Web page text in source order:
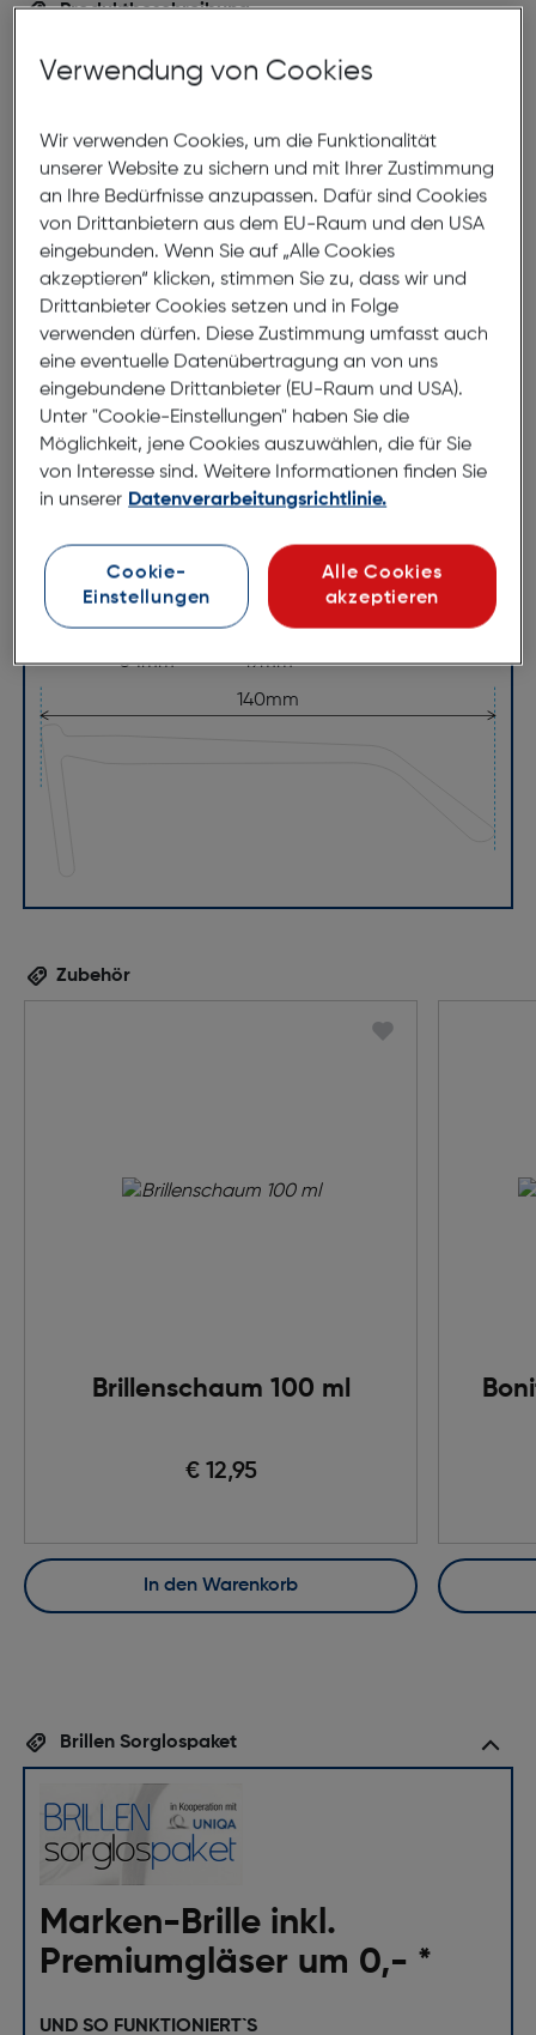
Produktbeschreibung
Missoni MI 359 V02
Abmessungen
Brillenbreite: 139mm
Steg:19mm
Glasbreite:
54mm
Bügellänge:140mm
(individuell ausrichtbar)
139mm
19mm
54mm
140mm
Zubehör
Brillenschaum 100 ml
€ 12,95
In den Warenkorb
Brillen Sorglospaket
Marken-Brille inkl.
Premiumgläser um 0,- *
UND SO FUNKTIONIERT`S
Verwendung von Cookies
Wir verwenden Cookies, um die Funktionalität
unserer Website zu sichern und mit Ihrer Zustimmung
an Ihre Bedürfnisse anzupassen. Dafür sind Cookies
von Drittanbietern aus dem EU-Raum und den USA
eingebunden. Wenn Sie auf „Alle Cookies
akzeptieren“ klicken, stimmen Sie zu, dass wir und
Drittanbieter Cookies setzen und in Folge
verwenden dürfen. Diese Zustimmung umfasst auch
eine eventuelle Datenübertragung an von uns
eingebundene Drittanbieter (EU-Raum und USA).
Unter "Cookie-Einstellungen" haben Sie die
Möglichkeit, jene Cookies auszuwählen, die für Sie
von Interesse sind. Weitere Informationen finden Sie
in unserer Datenverarbeitungsrichtlinie.
Cookie-
Einstellungen
Alle Cookies
akzeptieren